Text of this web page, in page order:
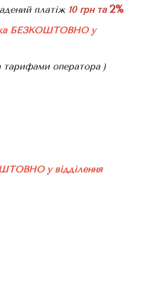
платіж 10 грн та 2%
БЕЗКОШТОВНО у
тарифами оператора )
у відділення